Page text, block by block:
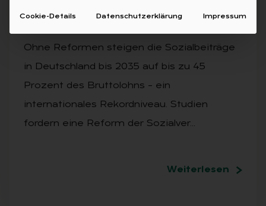
chen
Ohne Reformen steigen die Sozialbeiträge
in Deutschland bis 2035 auf bis zu 45
Prozent des Bruttolohns – ein
internationales Rekordniveau. Studien
fordern eine Reform der Sozialver…
Weiterlesen
Cookie-Details Datenschutzerklärung Impressum